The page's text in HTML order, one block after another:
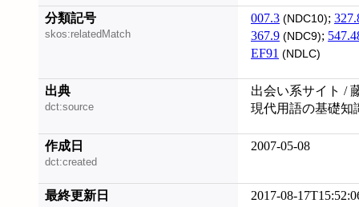
分類記号
skos:relatedMatch
007.3 (NDC10);
367.9 (NDC9);
EF91 (NDLC)
出典
dct:source
出会い系サイト /
現代用語の基礎知
作成日
dct:created
2007-05-08
最終更新日 2017-08-